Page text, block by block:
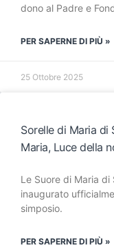
dono al Padre e
PER SAPERNE DI PIÙ »
25 Ottobre 2025
Sorelle di Maria di
Maria, Luce della
Le Suore di Maria
inaugurato
simposio.
PER SAPERNE DI PIÙ »